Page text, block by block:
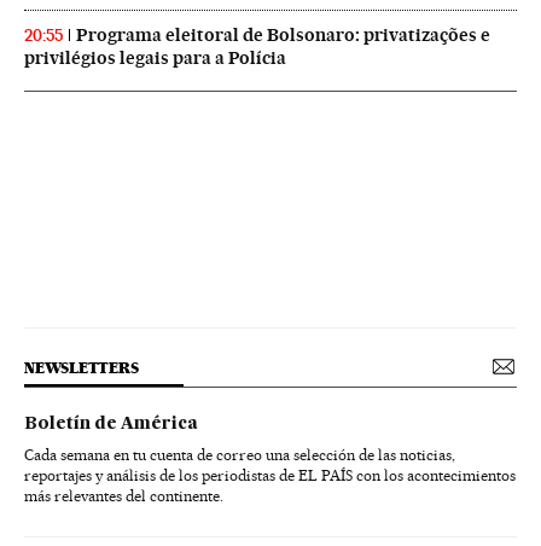
20:55
Programa eleitoral de Bolsonaro: privatizações e
privilégios legais para a Polícia
NEWSLETTERS
Boletín de América
Cada semana en tu cuenta de correo una selección de las noticias,
reportajes y análisis de los periodistas de EL PAÍS con los acontecimientos
más relevantes del continente.